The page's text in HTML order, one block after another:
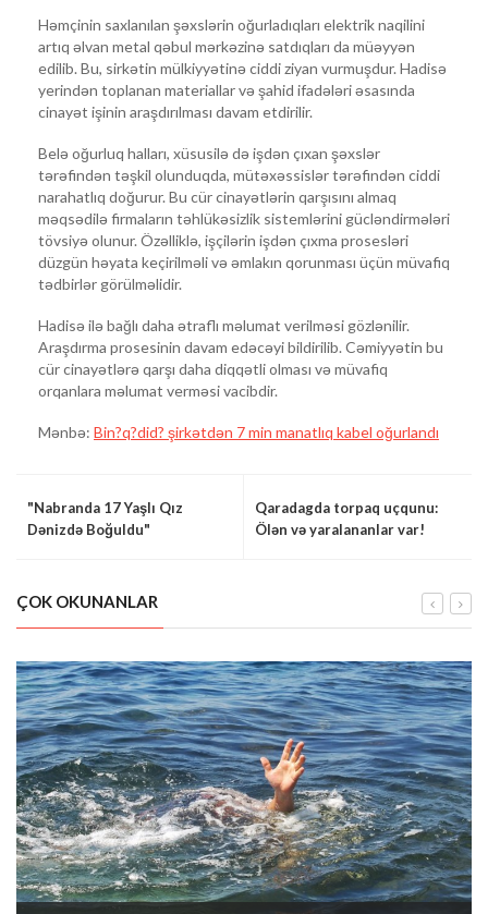
Həmçinin saxlanılan şəxslərin oğurladıqları elektrik naqilini
artıq əlvan metal qəbul mərkəzinə satdıqları da müəyyən
edilib. Bu, sirkətin mülkiyyətinə ciddi ziyan vurmuşdur. Hadisə
yerindən toplanan materiallar və şahid ifadələri əsasında
cinayət işinin araşdırılması davam etdirilir.
Belə oğurluq halları, xüsusilə də işdən çıxan şəxslər
tərəfindən təşkil olunduqda, mütəxəssislər tərəfindən ciddi
narahatlıq doğurur. Bu cür cinayətlərin qarşısını almaq
məqsədilə firmaların təhlükəsizlik sistemlərini gücləndirmələri
tövsiyə olunur. Özəlliklə, işçilərin işdən çıxma prosesləri
düzgün həyata keçirilməli və əmlakın qorunması üçün müvafiq
tədbirlər görülməlidir.
Hadisə ilə bağlı daha ətraflı məlumat verilməsi gözlənilir.
Araşdırma prosesinin davam edəcəyi bildirilib. Cəmiyyətin bu
cür cinayətlərə qarşı daha diqqətli olması və müvafiq
orqanlara məlumat verməsi vacibdir.
Mənbə: Bin?q?did? şirkətdən 7 min manatlıq kabel oğurlandı
"Nabranda 17 Yaşlı Qız
Dənizdə Boğuldu"
Qaradagda torpaq uçqunu:
Ölən və yaralananlar var!
ÇOK OKUNANLAR